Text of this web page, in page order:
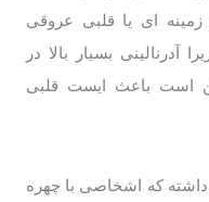
ای یا قلبی عروقی
بسیار بالا در
است باعث ایست قلبی
مساحتی بالغ بر 750 متر داشته که اشخاصی با چهره